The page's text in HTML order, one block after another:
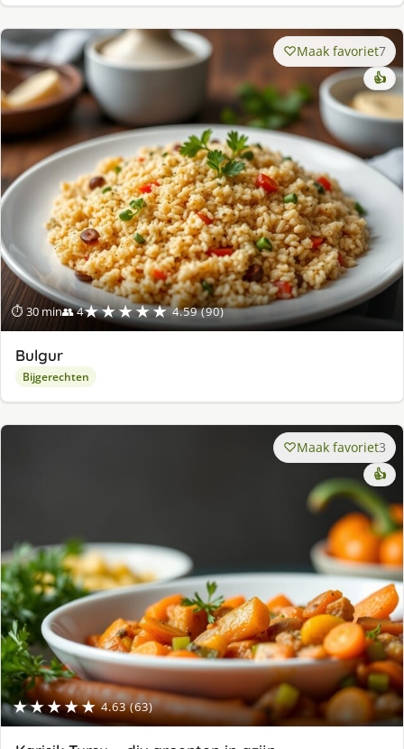
⏱ 30 min👥 4★★★★★ 4.59 (90)
Maak favoriet7
👍
Bulgur
Bijgerechten
★★★★★ 4.63 (63)
Maak favoriet3
👍